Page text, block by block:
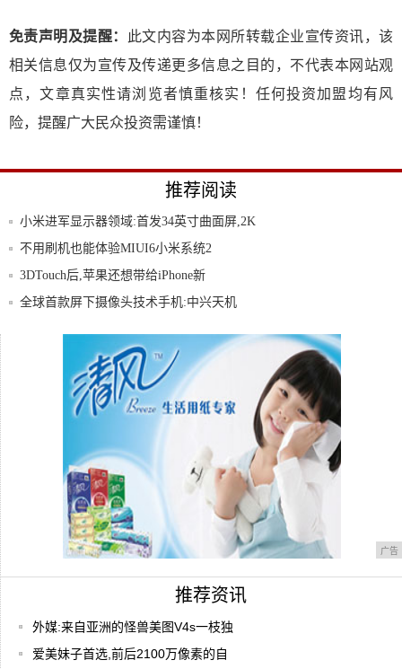
免责声明及提醒：
此文内容为本网所转载企业宣传资讯，该
相关信息仅为宣传及传递更多信息之目的，不代表本网站观
点，文章真实性请浏览者慎重核实！任何投资加盟均有风
险，提醒广大民众投资需谨慎！
推荐阅读
小米进军显示器领域:首发34英寸曲面屏,2K
不用刷机也能体验MIUI6小米系统2
3DTouch后,苹果还想带给iPhone新
全球首款屏下摄像头技术手机:中兴天机
又一国产手机巨头没落,别了,金立!
广告
推荐资讯
外媒:来自亚洲的怪兽美图V4s一枝独
爱美妹子首选,前后2100万像素的自